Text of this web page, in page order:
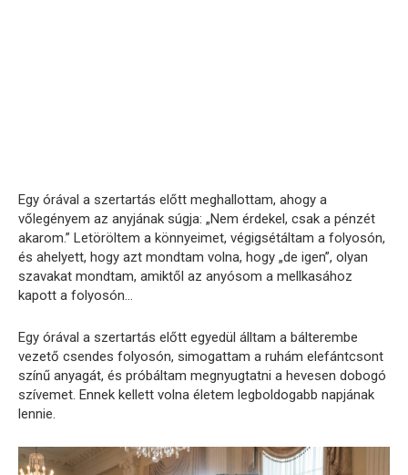
Egy órával a szertartás előtt meghallottam, ahogy a
vőlegényem az anyjának súgja: „Nem érdekel, csak a pénzét
akarom.” Letöröltem a könnyeimet, végigsétáltam a folyosón,
és ahelyett, hogy azt mondtam volna, hogy „de igen”, olyan
szavakat mondtam, amiktől az anyósom a mellkasához
kapott a folyosón…
Egy órával a szertartás előtt egyedül álltam a bálterembe
vezető csendes folyosón, simogattam a ruhám elefántcsont
színű anyagát, és próbáltam megnyugtatni a hevesen dobogó
szívemet. Ennek kellett volna életem legboldogabb napjának
lennie.